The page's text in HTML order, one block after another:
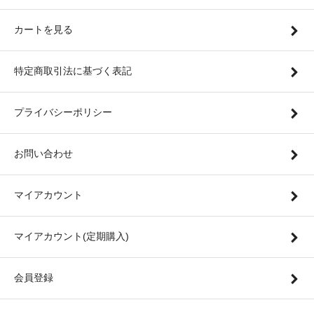
カートを見る
特定商取引法に基づく表記
プライバシーポリシー
お問い合わせ
マイアカウント
マイアカウント(定期購入)
会員登録